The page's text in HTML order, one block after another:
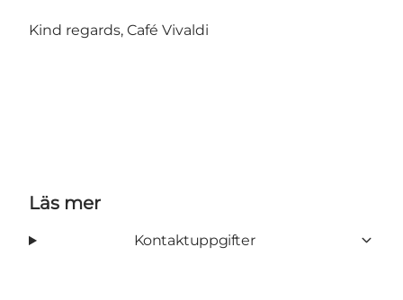
Kind regards, Café Vivaldi
Läs mer
Kontaktuppgifter